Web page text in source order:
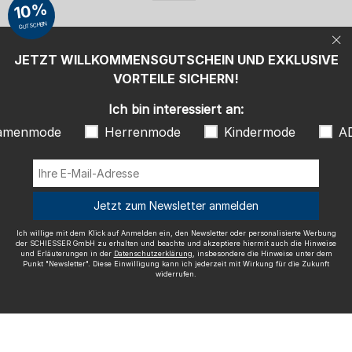
personalisierte Werbung der SCHIESSER GmbH zu erhalten und
beachte und akzeptiere hiermit auch die Hinweise und Erläuterungen in
derDatenschutzerklärung, insbesondere die Hinweise unter dem Punkt
"Newsletter". Diese Einwilligung kann ich jederzeit mit Wirkung für die
Wir versenden mit
Ausgezeichnete Qualität
Mehr Informationen zu unseren Bewertungen
JETZT WILLKOMMENSGUTSCHEIN UND EXKLUSIVE
VORTEILE SICHERN!
10%
GUTSCHEIN
Ich bin interessiert an:
Herrenmode Kindermode
Jetzt zum Newsletter anmelden
Ich willige mit dem Klick auf Anmelden ein, den Newsletter oder personalisierte Werbung
der SCHIESSER GmbH zu erhalten und beachte und akzeptiere hiermit auch die Hinweise
und Erläuterungen in der Datenschutzerklärung , insbesondere die Hinweise unter dem
Punkt "Newsletter". Diese Einwilligung kann ich jederzeit mit Wirkung für die Zukunft
widerrufen.